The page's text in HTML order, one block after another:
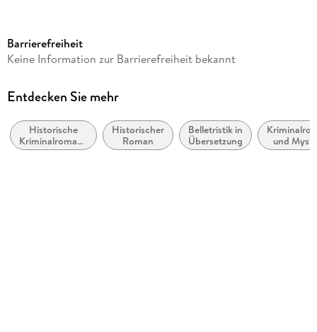
Reihe
Autor/Autorin
Übersetzung
Bela Wohl
Barrierefreiheit
Keine Information zur Barrierefreiheit bekannt
Entdecken Sie mehr
Historische
Kriminalromane
und Mystery
Historischer
Roman
Belletristik in
Übersetzung
und